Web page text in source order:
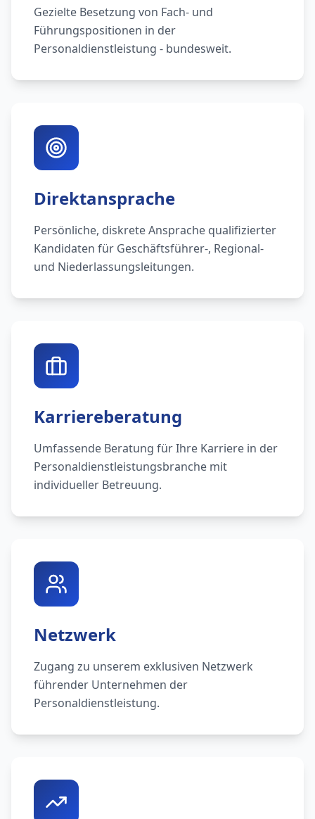
Gezielte Besetzung von Fach- und
Führungspositionen in der
Personaldienstleistung - bundesweit.
Direktansprache
Persönliche, diskrete Ansprache qualifizierter
Kandidaten für Geschäftsführer-, Regional-
und Niederlassungsleitungen.
Karriereberatung
Umfassende Beratung für Ihre Karriere in der
Personaldienstleistungsbranche mit
individueller Betreuung.
Netzwerk
Zugang zu unserem exklusiven Netzwerk
führender Unternehmen der
Personaldienstleistung.